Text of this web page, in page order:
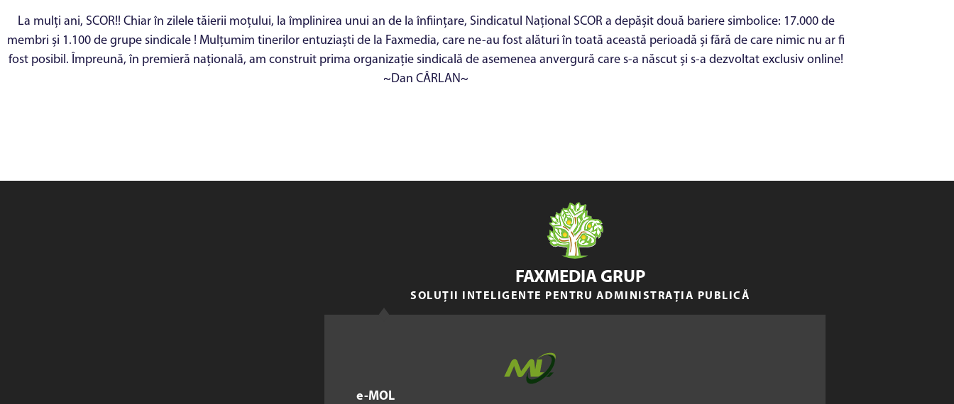
La mulți ani, SCOR!! Chiar în zilele tăierii moțului, la împlinirea unui an de la înființare, Sindicatul Național SCOR a depășit două bariere simbolice: 17.000 de
membri și 1.100 de grupe sindicale ! Mulțumim tinerilor entuziaști de la Faxmedia, care ne-au fost alături în toată această perioadă și fără de care nimic nu ar fi
fost posibil. Împreună, în premieră națională, am construit prima organizație sindicală de asemenea anvergură care s-a născut și s-a dezvoltat exclusiv online!
~Dan CÂRLAN~
e-MOL
FAXMEDIA GRUP
SOLUȚII INTELIGENTE PENTRU ADMINISTRAȚIA PUBLICĂ